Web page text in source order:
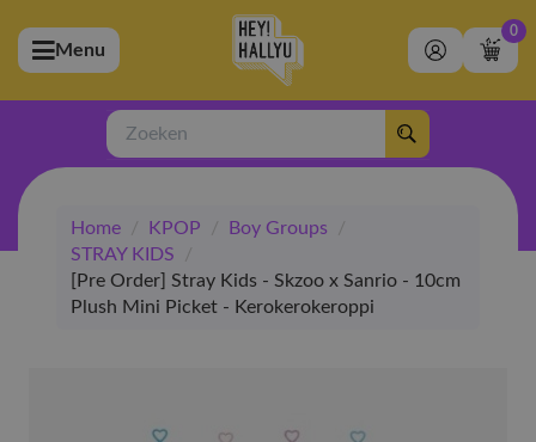
(Artiesten)
(Merchandise)
(Exclusive)
(Winkel)
Menu
0
Zoeken
Home / KPOP / Boy Groups
/
STRAY KIDS
/
[Pre Order] Stray Kids - Skzoo x Sanrio - 10cm
Plush Mini Picket - Kerokerokeroppi